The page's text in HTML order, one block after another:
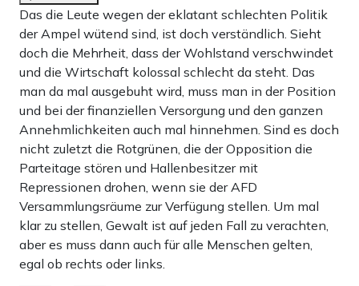
Das die Leute wegen der eklatant schlechten Politik
der Ampel wütend sind, ist doch verständlich. Sieht
doch die Mehrheit, dass der Wohlstand verschwindet
und die Wirtschaft kolossal schlecht da steht. Das
man da mal ausgebuht wird, muss man in der Position
und bei der finanziellen Versorgung und den ganzen
Annehmlichkeiten auch mal hinnehmen. Sind es doch
nicht zuletzt die Rotgrünen, die der Opposition die
Parteitage stören und Hallenbesitzer mit
Repressionen drohen, wenn sie der AFD
Versammlungsräume zur Verfügung stellen. Um mal
klar zu stellen, Gewalt ist auf jeden Fall zu verachten,
aber es muss dann auch für alle Menschen gelten,
egal ob rechts oder links.